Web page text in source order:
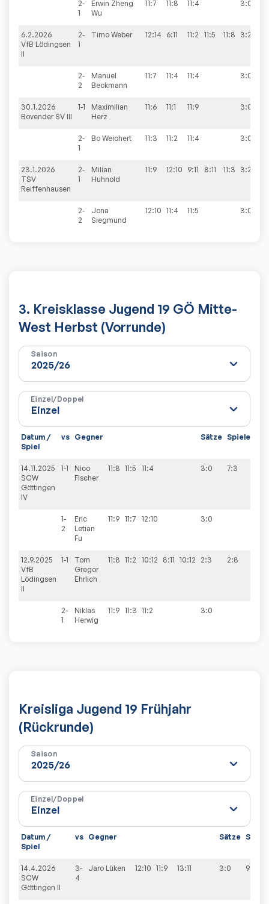
2-
1
Erwin Zheng
Wu
11:7 11:8 11:4 3:0
6.2.2026
VfB Lödingsen
II
2-
1
Timo Weber 12:14 6:11 11:2 11:5 11:8 3:2
2-
2
Manuel
Beckmann
11:7 11:4 11:4 3:0
30.1.2026
Bovender SV III
1-1
Maximilian
Herz
11:6 11:1 11:9 3:0
2-
1
Bo Weichert 11:3 11:2 11:4 3:0
23.1.2026
TSV
Reiffenhausen
2-
1
Milian
Huhnold
11:9 12:10 9:11 8:11 11:3 3:2
2-
2
Jona
Siegmund
12:10 11:4 11:5 3:0
3. Kreisklasse Jugend 19 GÖ Mitte-
West Herbst (Vorrunde)
Saison
Einzel/Doppel
Datum /
Spiel
vs Gegner Sätze Spiele
14.11.2025
SCW
Göttingen
IV
1-1
Nico
Fischer
11:8 11:5 11:4 3:0 7:3
1-
2
Eric
Letian
Fu
11:9 11:7 12:10 3:0
12.9.2025
VfB
Lödingsen
II
1-1
Tom
Gregor
Ehrlich
11:8 11:2 10:12 8:11 10:12 2:3 2:8
2-
1
Niklas
Herwig
11:9 11:3 11:2 3:0
Kreisliga Jugend 19 Frühjahr
(Rückrunde)
Saison
Einzel/Doppel
Datum /
Spiel
vs Gegner Sätze Spiele
14.4.2026
SCW
Göttingen II
3-
4
Jaro Lüken 12:10 11:9 13:11 3:0 9:1